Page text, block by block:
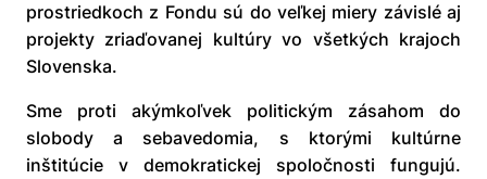
prostriedkoch z Fondu sú do veľkej miery závislé aj
projekty zriaďovanej kultúry vo všetkých krajoch
Slovenska.
Sme proti akýmkoľvek politickým zásahom do
slobody a sebavedomia, s ktorými kultúrne
inštitúcie v demokratickej spoločnosti fungujú.